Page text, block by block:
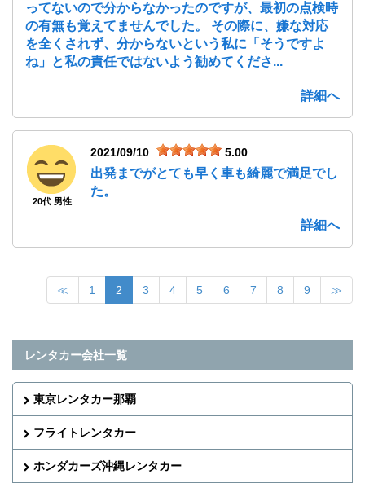
ってないので分からなかったのですが、最初の点検時
の有無も覚えてませんでした。 その際に、嫌な対応
を全くされず、分からないという私に「そうですよ
ね」と私の責任ではないよう勧めてくださ...
詳細へ
20代 男性
2021/09/10 5.00
出発までがとても早く車も綺麗で満足でし
た。
詳細へ
≪ 1 2 3 4 5 6 7 8 9 ≫
レンタカー会社一覧
東京レンタカー那覇
フライトレンタカー
ホンダカーズ沖縄レンタカー